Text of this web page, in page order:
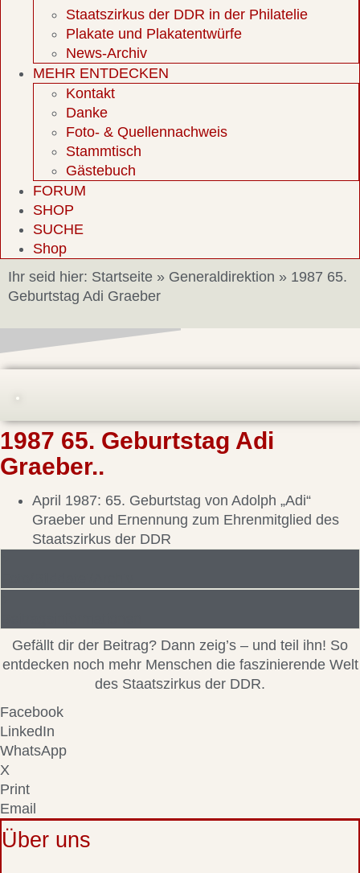
Staatszirkus der DDR in der Philatelie
Plakate und Plakatentwürfe
News-Archiv
MEHR ENTDECKEN
Kontakt
Danke
Foto- & Quellennachweis
Stammtisch
Gästebuch
FORUM
SHOP
SUCHE
Shop
Ihr seid hier: Startseite » Generaldirektion » 1987 65.
Geburtstag Adi Graeber
1987 65. Geburtstag Adi
Graeber..
April 1987: 65. Geburtstag von Adolph „Adi“
Graeber und Ernennung zum Ehrenmitglied des
Staatszirkus der DDR
Gefällt dir der Beitrag? Dann zeig’s – und teil ihn! So
entdecken noch mehr Menschen die faszinierende Welt
des Staatszirkus der DDR.
Facebook
LinkedIn
WhatsApp
X
Print
Email
Über uns